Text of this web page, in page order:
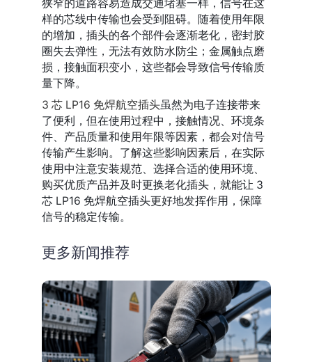
狭窄的道路容易造成交通堵塞一样，信号在这
样的芯线中传输也会受到阻碍。随着使用年限
的增加，插头的各个部件会逐渐老化，密封胶
圈失去弹性，无法有效防水防尘；金属触点磨
损，接触面积变小，这些都会导致信号传输质
量下降。
3 芯 LP16 免焊航空插头虽然为电子连接带来
了便利，但在使用过程中，接触情况、环境条
件、产品质量和使用年限等因素，都会对信号
传输产生影响。了解这些影响因素后，在实际
使用中注意安装规范、选择合适的使用环境、
购买优质产品并及时更换老化插头，就能让 3
芯 LP16 免焊航空插头更好地发挥作用，保障
信号的稳定传输。
更多新闻推荐